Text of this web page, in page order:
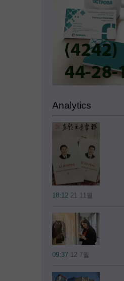
Analytics
18:12 21 11월
09:37 12 7월